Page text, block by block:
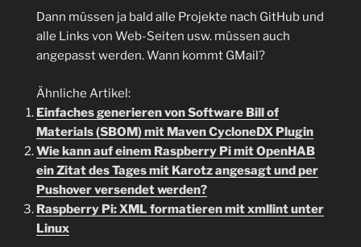
Dann müssen ja bald alle Projekte nach GitHub und
alle Links von Web-Seiten usw. müssen auch
angepasst werden. Wann kommt GMail?
Ähnliche Artikel:
Einfaches generieren von Software Bill of
Materials (SBOM) mit Maven CycloneDX Plugin
Wie kann auf einem Raspberry Pi mit OpenHAB
ein Zitat des Tages mit Karotz angesagt und per
Pushover versendet werden?
Raspberry Pi: XML formatieren mit xmllint unter
Linux